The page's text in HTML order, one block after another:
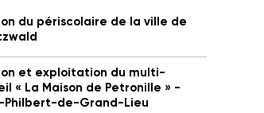
du périscolaire de la ville de
et exploitation du multi-
« La Maison de Petronille » -
Philbert-de-Grand-Lieu